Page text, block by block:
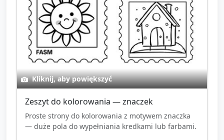
Kliknij, aby powiększyć
Zeszyt do kolorowania — znaczek
Proste strony do kolorowania z motywem znaczka
— duże pola do wypełniania kredkami lub farbami.